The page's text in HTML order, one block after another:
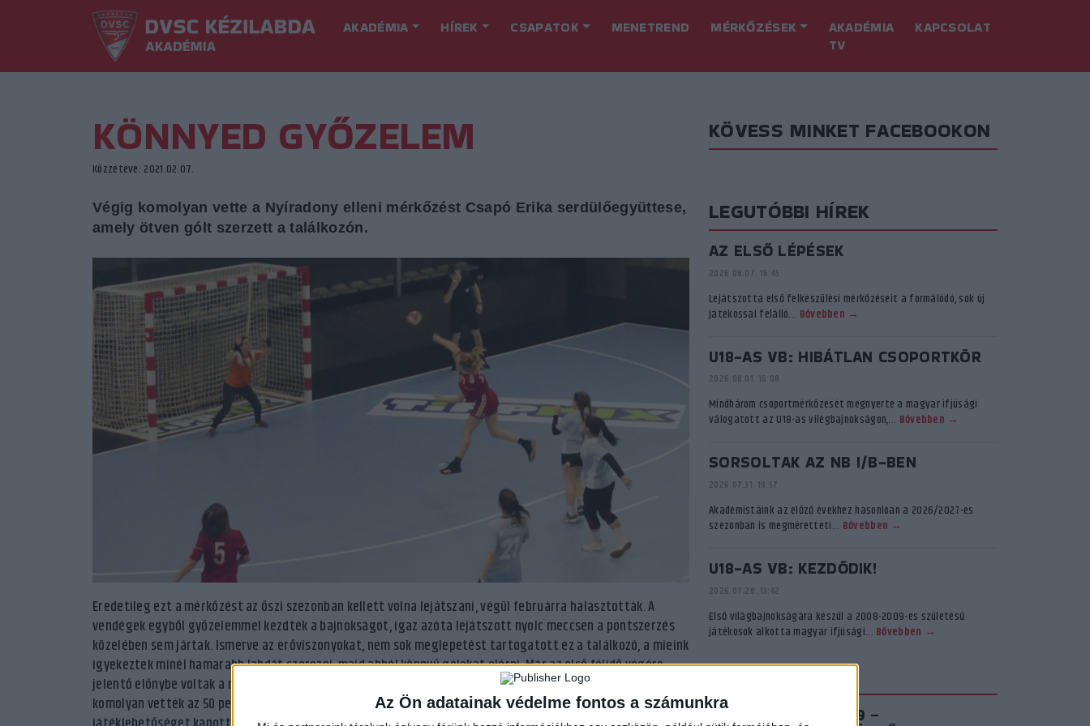
Az Ön adatainak védelme fontos a számunkra
AKADÉMIA HÍREK CSAPATOK MENETREND MÉRKŐZÉSEK
AKADÉMIA
TV
KAPCSOLAT
KÖNNYED GYŐZELEM
Közzétéve: 2021.02.07.
Végig komolyan vette a Nyíradony elleni mérkőzést Csapó Erika serdülőegyüttese,
amely ötven gólt szerzett a találkozón.
Eredetileg ezt a mérkőzést az őszi szezonban kellett volna lejátszani, végül februárra halasztották. A
vendégek egyből győzelemmel kezdték a bajnokságot, igaz azóta lejátszott nyolc meccsen a pontszerzés
közelében sem jártak. Ismerve az erőviszonyokat, nem sok meglepetést tartogatott ez a találkozó, a mieink
igyekeztek minél hamarabb labdát szerezni, majd abból könnyű gólokat elérni. Már az első félidő végére
jelentő előnybe voltak a mieink, a második játékrészben sem változott a játék képe. Örömteli, hogy végig
komolyan vették az 50 percet a lányok, megtisztelve ezzel ellenfelüket és saját magukat is. Mindenki
KÖVESS MINKET FACEBOOKON
LEGUTÓBBI HÍREK
AZ ELSŐ LÉPÉSEK
2026.08.07. 16:45
Lejátszotta első felkészülési mérkőzéseit a formálódó, sok új
játékossal felálló... Bővebben →
U18-AS VB: HIBÁTLAN CSOPORTKÖR
2026.08.01. 16:08
Mindhárom csoportmérkőzését megnyerte a magyar ifjúsági
válogatott az U18-as vilégbajnokságon,... Bővebben →
SORSOLTAK AZ NB I/B-BEN
2026.07.31. 19:57
Akadémistáink az előző évekhez hasonlóan a 2026/2027-es
szezonban is megméretteti... Bővebben →
U18-AS VB: KEZDŐDIK!
2026.07.28. 13:42
Első világbajnokságára készül a 2008-2009-es születésű
játékosok alkotta magyar ifjúsági... Bővebben →
AKADÉMIA TV
PIROSFEHÉR S03E09 –